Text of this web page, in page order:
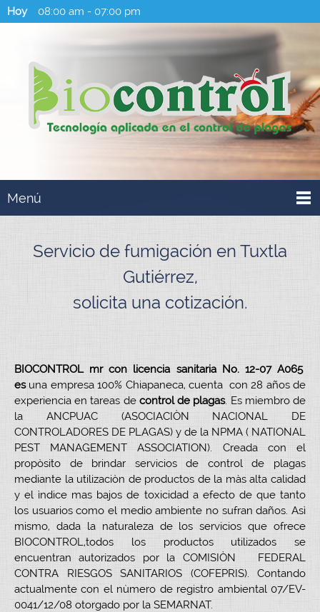
Hoy 08:00 am - 07:00 pm
Menú
Servicio de fumigación en Tuxtla
Gutiérrez,
solicita una cotización.
BIOCONTROL mr con licencia sanitaria No. 12-07 A065
esuna empresa 100% Chiapaneca, cuenta con 28 años de
experiencia en tareas de control de plagas. Es miembro de
la ANCPUAC (ASOCIACIÒN NACIONAL DE
CONTROLADORES DE PLAGAS) y de la NPMA ( NATIONAL
PEST MANAGEMENT ASSOCIATION). Creada con el
propòsito de brindar servicios de control de plagas
mediante la utilizaciòn de productos de la màs alta calidad
y el ìndice mas bajos de toxicidad a efecto de que tanto
los usuarios como el medio ambiente no sufran daños. Asì
mismo, dada la naturaleza de los servicios que ofrece
BIOCONTROL,todos los productos utilizados se
encuentran autorizados por la COMISIÒN FEDERAL
CONTRA RIESGOS SANITARIOS (COFEPRIS). Contando
actualmente con el nùmero de registro ambiental 07/EV-
0041/12/08 otorgado por la SEMARNAT.